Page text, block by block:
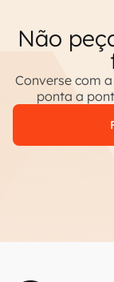
Não
Converse com
ponta a